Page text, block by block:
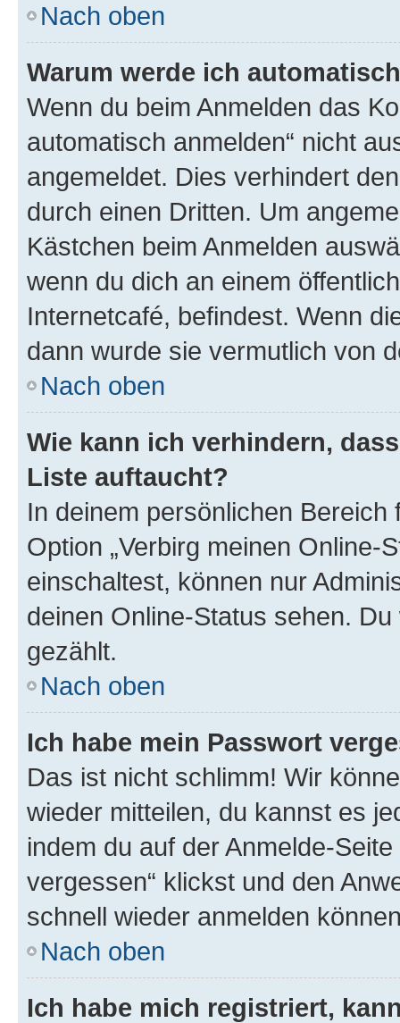
Nach oben
Warum werde ich
Wenn du beim Anmelden das
automatisch anmelden“ nicht
angemeldet. Dies verhindert
durch einen Dritten. Um
Kästchen beim Anmelden
wenn du dich an einem
Internetcafé, befindest. Wenn
dann wurde sie vermutlich von
Nach oben
Wie kann ich verhindern,
Liste auftaucht?
In deinem persönlichen
Option „Verbirg meinen Online-
einschaltest, können nur
deinen Online-Status sehen.
gezählt.
Nach oben
Ich habe mein Passwort
Das ist nicht schlimm! Wir
wieder mitteilen, du kannst es
indem du auf der Anmelde-
vergessen“ klickst und den
schnell wieder anmelden
Nach oben
Ich habe mich registriert,